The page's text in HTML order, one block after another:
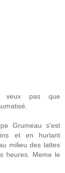
veux pas que
Grumeau s'est
et en hurlant
milieu des lattes
heures. Meme le